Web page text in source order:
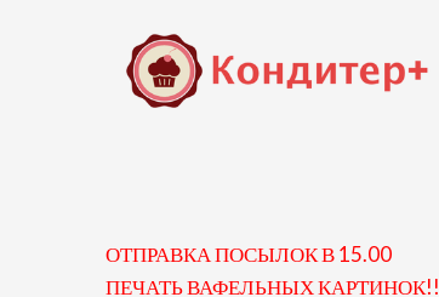
ОТПРАВКА ПОСЫЛОК В 15.00
ПЕЧАТЬ ВАФЕЛЬНЫХ